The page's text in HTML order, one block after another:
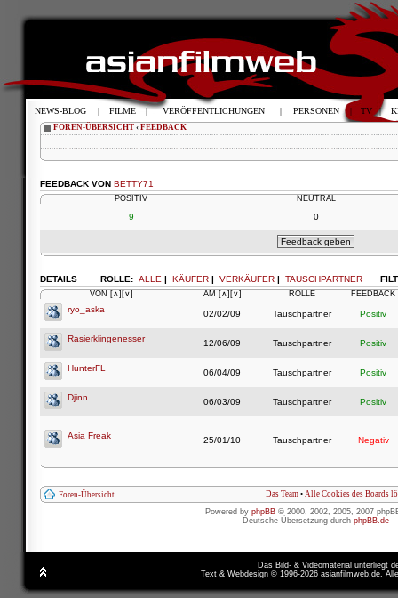
FOREN-ÜBERSICHT ‹ FEEDBACK
FEEDBACK VON BETTY71
POSITIV NEUTRAL
9 0
ROLLE: ALLE | KÄUFER | VERKÄUFER | TAUSCHPARTNER
DETAILS
VON [∧] [∨] AM [∧] [∨] ROLLE FEEDBACK
ryo_aska 02/02/09 Tauschpartner Positiv
Rasierklingenesser 12/06/09 Tauschpartner Positiv
HunterFL 06/04/09 Tauschpartner Positiv
Djinn 06/03/09 Tauschpartner Positiv
Asia Freak 25/01/10 Tauschpartner Negativ
Foren-Übersicht Das Team • Alle Cookies des Boards
Powered by phpBB © 2000, 2002, 2005, 2007
Deutsche Übersetzung durch phpBB.de
Das Bild- & Videomaterial unterliegt
Text & Webdesign © 1996-2026 asianfilmweb.de.
NEWS-BLOG | FILME | VERÖFFENTLICHUNGEN | PERSONEN | TV |